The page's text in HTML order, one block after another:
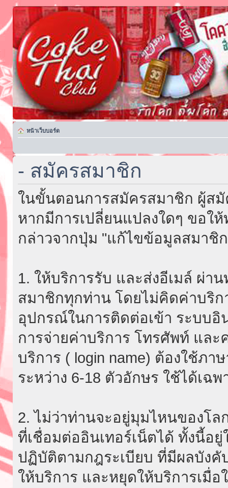
หน้าเว็บบอร์ด
- สมัครสมาชิก
ในขั้นตอนการสมัครสมาชิก ผู้ส
หากมีการเปลี่ยนแปลงใดๆ ขอใ
กล่าวจากปุ่ม "แก้ไขข้อมูลสมาชิ
1. ให้บริการรับ และส่งอีเมล์ ผ่า
สมาชิกทุกท่าน โดยไม่คิดค่าบริก
อุปกรณ์ในการติดต่อเข้า ระบบอิ
การจ่ายค่าบริการ โทรศัพท์ และ
บริการ ( login name) ต้องใช้ภ
ระหว่าง 6-18 ตัวอักษร ใช้ได้เฉ
2. ไม่ว่าท่านจะอยู่มุมไหนของโล
ที่เชื่อมต่ออินเทอร์เน็ตได้ ทั้งนี้อ
ปฏิบัติตามกฎระเบียบ ที่มีผลบังคั
ให้บริการ และหยุดให้บริการเมื่